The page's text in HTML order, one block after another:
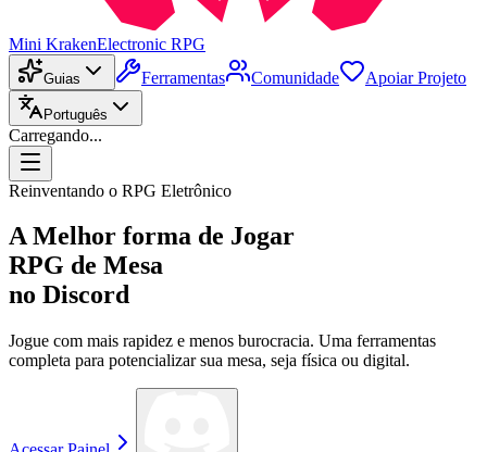
Mini KrakenElectronic RPG
Guias Ferramentas Comunidade Apoiar Projeto
Português
Carregando...
Reinventando o RPG Eletrônico
A Melhor forma de Jogar
RPG de Mesa
no Discord
Jogue com mais rapidez e menos burocracia. Uma ferramentas
completa para potencializar sua mesa, seja física ou digital.